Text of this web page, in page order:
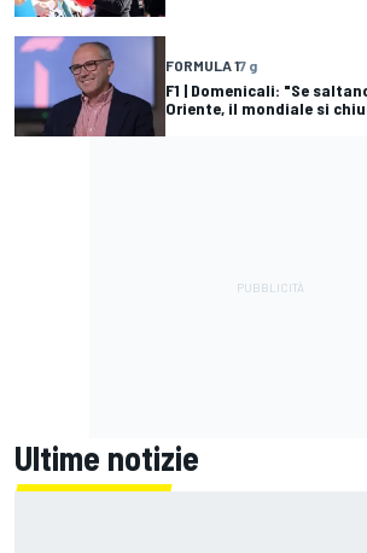
FORMULA 17 g
F1 | Domenicali: "Se
Oriente, il mondiale si
Ultime notizie